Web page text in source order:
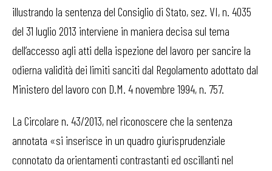
illustrando la sentenza del Consiglio di Stato, sez. VI, n. 4035
del 31 luglio 2013 interviene in maniera decisa sul tema
dell’accesso agli atti della ispezione del lavoro per sancire la
odierna validità dei limiti sanciti dal Regolamento adottato dal
Ministero del lavoro con D.M. 4 novembre 1994, n. 757.
La Circolare n. 43/2013, nel riconoscere che la sentenza
annotata «si inserisce in un quadro giurisprudenziale
connotato da orientamenti contrastanti ed oscillanti nel